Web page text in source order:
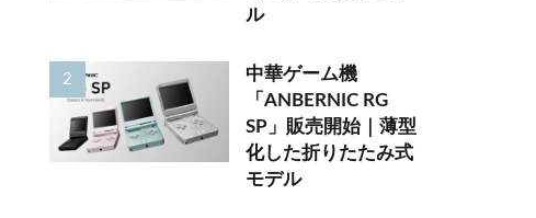
ル
中華ゲーム機
「ANBERNIC RG
SP」販売開始｜薄型
化した折りたたみ式
モデル